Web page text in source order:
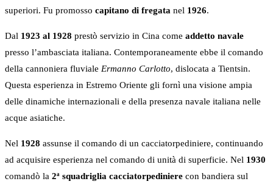
superiori. Fu promosso capitano di fregata nel 1926.
Dal 1923 al 1928 prestò servizio in Cina come addetto navale
presso l’ambasciata italiana. Contemporaneamente ebbe il comando
della cannoniera fluviale Ermanno Carlotto, dislocata a Tientsin.
Questa esperienza in Estremo Oriente gli fornì una visione ampia
delle dinamiche internazionali e della presenza navale italiana nelle
acque asiatiche.
Nel 1928 assunse il comando di un cacciatorpediniere, continuando
ad acquisire esperienza nel comando di unità di superficie. Nel 1930
comandò la 2ª squadriglia cacciatorpediniere con bandiera sul